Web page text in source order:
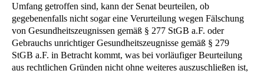
Umfang getroffen sind, kann der Senat beurteilen, ob
gegebenenfalls nicht sogar eine Verurteilung wegen Fälschung
von Gesundheitszeugnissen gemäß § 277 StGB a.F. oder
Gebrauchs unrichtiger Gesundheitszeugnisse gemäß § 279
StGB a.F. in Betracht kommt, was bei vorläufiger Beurteilung
aus rechtlichen Gründen nicht ohne weiteres auszuschließen ist,